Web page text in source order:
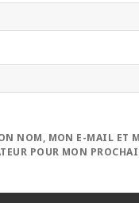
NOM, MON E-MAIL ET
POUR MON